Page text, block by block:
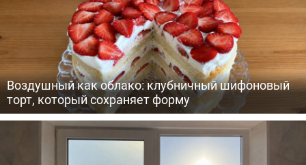
Воздушный как облако: клубничный шифоновый
торт, который сохраняет форму